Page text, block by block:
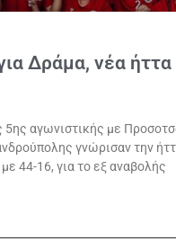
Δράμα, νέα ήττα
αγωνιστικής με
γνώρισαν την
44-16, για το εξ αναβολής